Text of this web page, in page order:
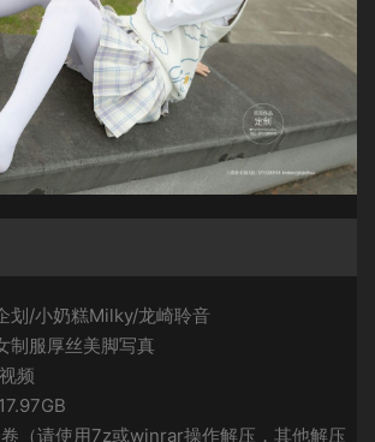
划/小奶糕Milky/龙崎聆音
制服厚丝美脚写真
频
（请使用7z或winrar操作解压，其他解压